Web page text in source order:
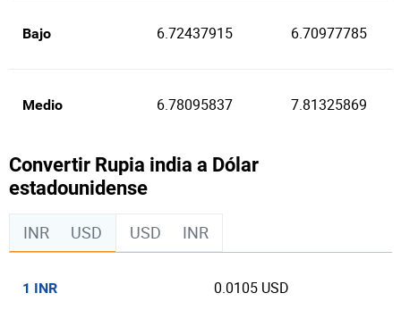
Bajo 6.72437915 6.70977785
Medio 6.78095837 7.81325869
Convertir Rupia india a Dólar
estadounidense
INR USD USD INR
1 INR 0.0105 USD